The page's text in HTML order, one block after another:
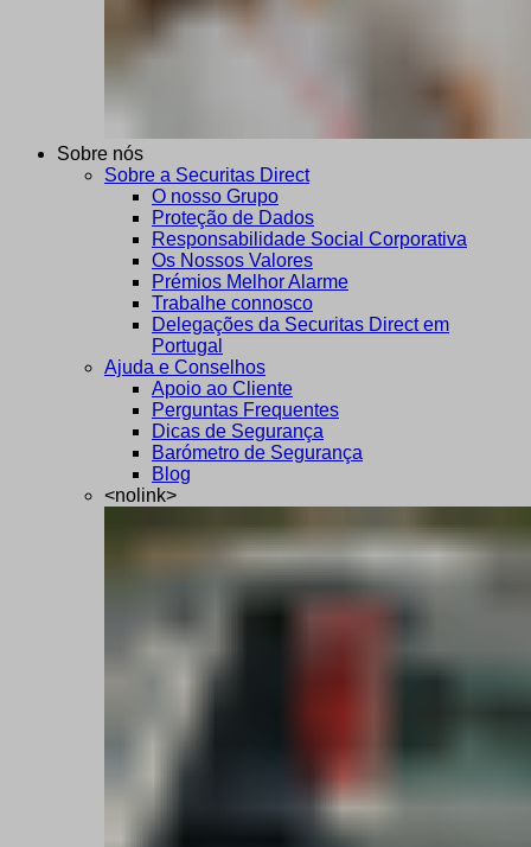
Sobre nós
Sobre a Securitas Direct
O nosso Grupo
Proteção de Dados
Responsabilidade Social Corporativa
Os Nossos Valores
Prémios Melhor Alarme
Trabalhe connosco
Delegações da Securitas Direct em
Portugal
Ajuda e Conselhos
Apoio ao Cliente
Perguntas Frequentes
Dicas de Segurança
Barómetro de Segurança
Blog
<nolink>